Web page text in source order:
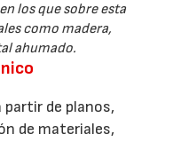
los que sobre esta
como madera,
ahumado.
partir de planos,
de materiales,